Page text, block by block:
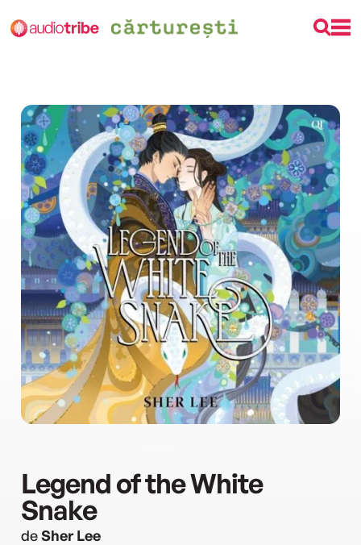
Legend of the White
Snake
deSher Lee